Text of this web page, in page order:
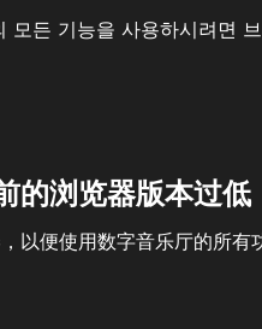
모든 기능을 사용하시려면
的浏览器版本过低
以便使用数字音乐厅的所有